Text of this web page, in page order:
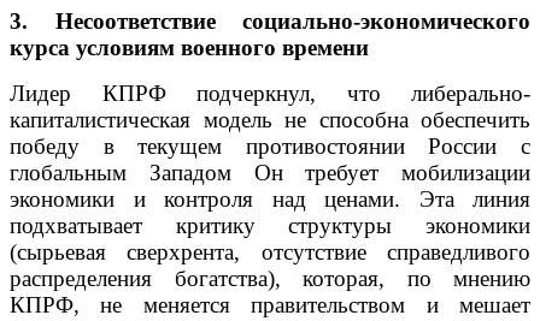
3. Несоответствие социально-экономического
курса условиям военного времени
Лидер КПРФ подчеркнул, что либерально-
капиталистическая модель не способна обеспечить
победу в текущем противостоянии России с
глобальным Западом Он требует мобилизации
экономики и контроля над ценами. Эта линия
подхватывает критику структуры экономики
(сырьевая сверхрента, отсутствие справедливого
распределения богатства), которая, по мнению
КПРФ, не меняется правительством и мешает